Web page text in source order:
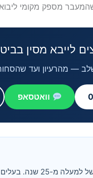
מספק מקומי
לייבא מסין
שלב — מהרעיון ועד
וואטסאפ
25 שנה. בעלים של